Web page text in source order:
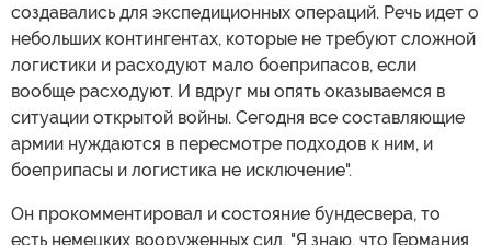
создавались для экспедиционных операций. Речь идет о
небольших контингентах, которые не требуют сложной
логистики и расходуют мало боеприпасов, если
вообще расходуют. И вдруг мы опять оказываемся в
ситуации открытой войны. Сегодня все составляющие
армии нуждаются в пересмотре подходов к ним, и
боеприпасы и логистика не исключение".
Он прокомментировал и состояние бундесвера, то
есть немецких вооруженных сил. "Я знаю, что Германия